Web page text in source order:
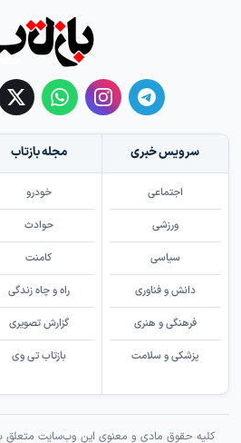
سرویس خبری
اجتماعی
ورزشی
سیاسی
دانش و فناوری
فرهنگی و هنری
پزشکی و سلامت
مجله بازتاب
خودرو
حوادث
کامنت
راه و چاه زندگی
گزارش تصویری
بازتاب تی وی
کلیه حقوق مادی و معنوی این وب‌سایت متعلق